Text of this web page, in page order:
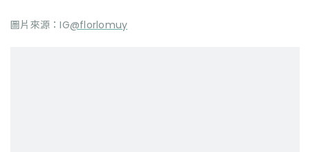
圖片來源：IG@florlomuy